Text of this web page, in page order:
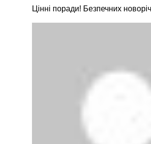
Цінні поради! Безпечних